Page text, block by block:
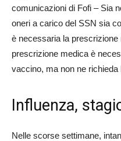
comunicazioni di Fofi – Sia
oneri a carico del SSN sia
è necessaria la
prescrizione medica è
vaccino, ma non ne
Influenza,
Nelle scorse settimane,